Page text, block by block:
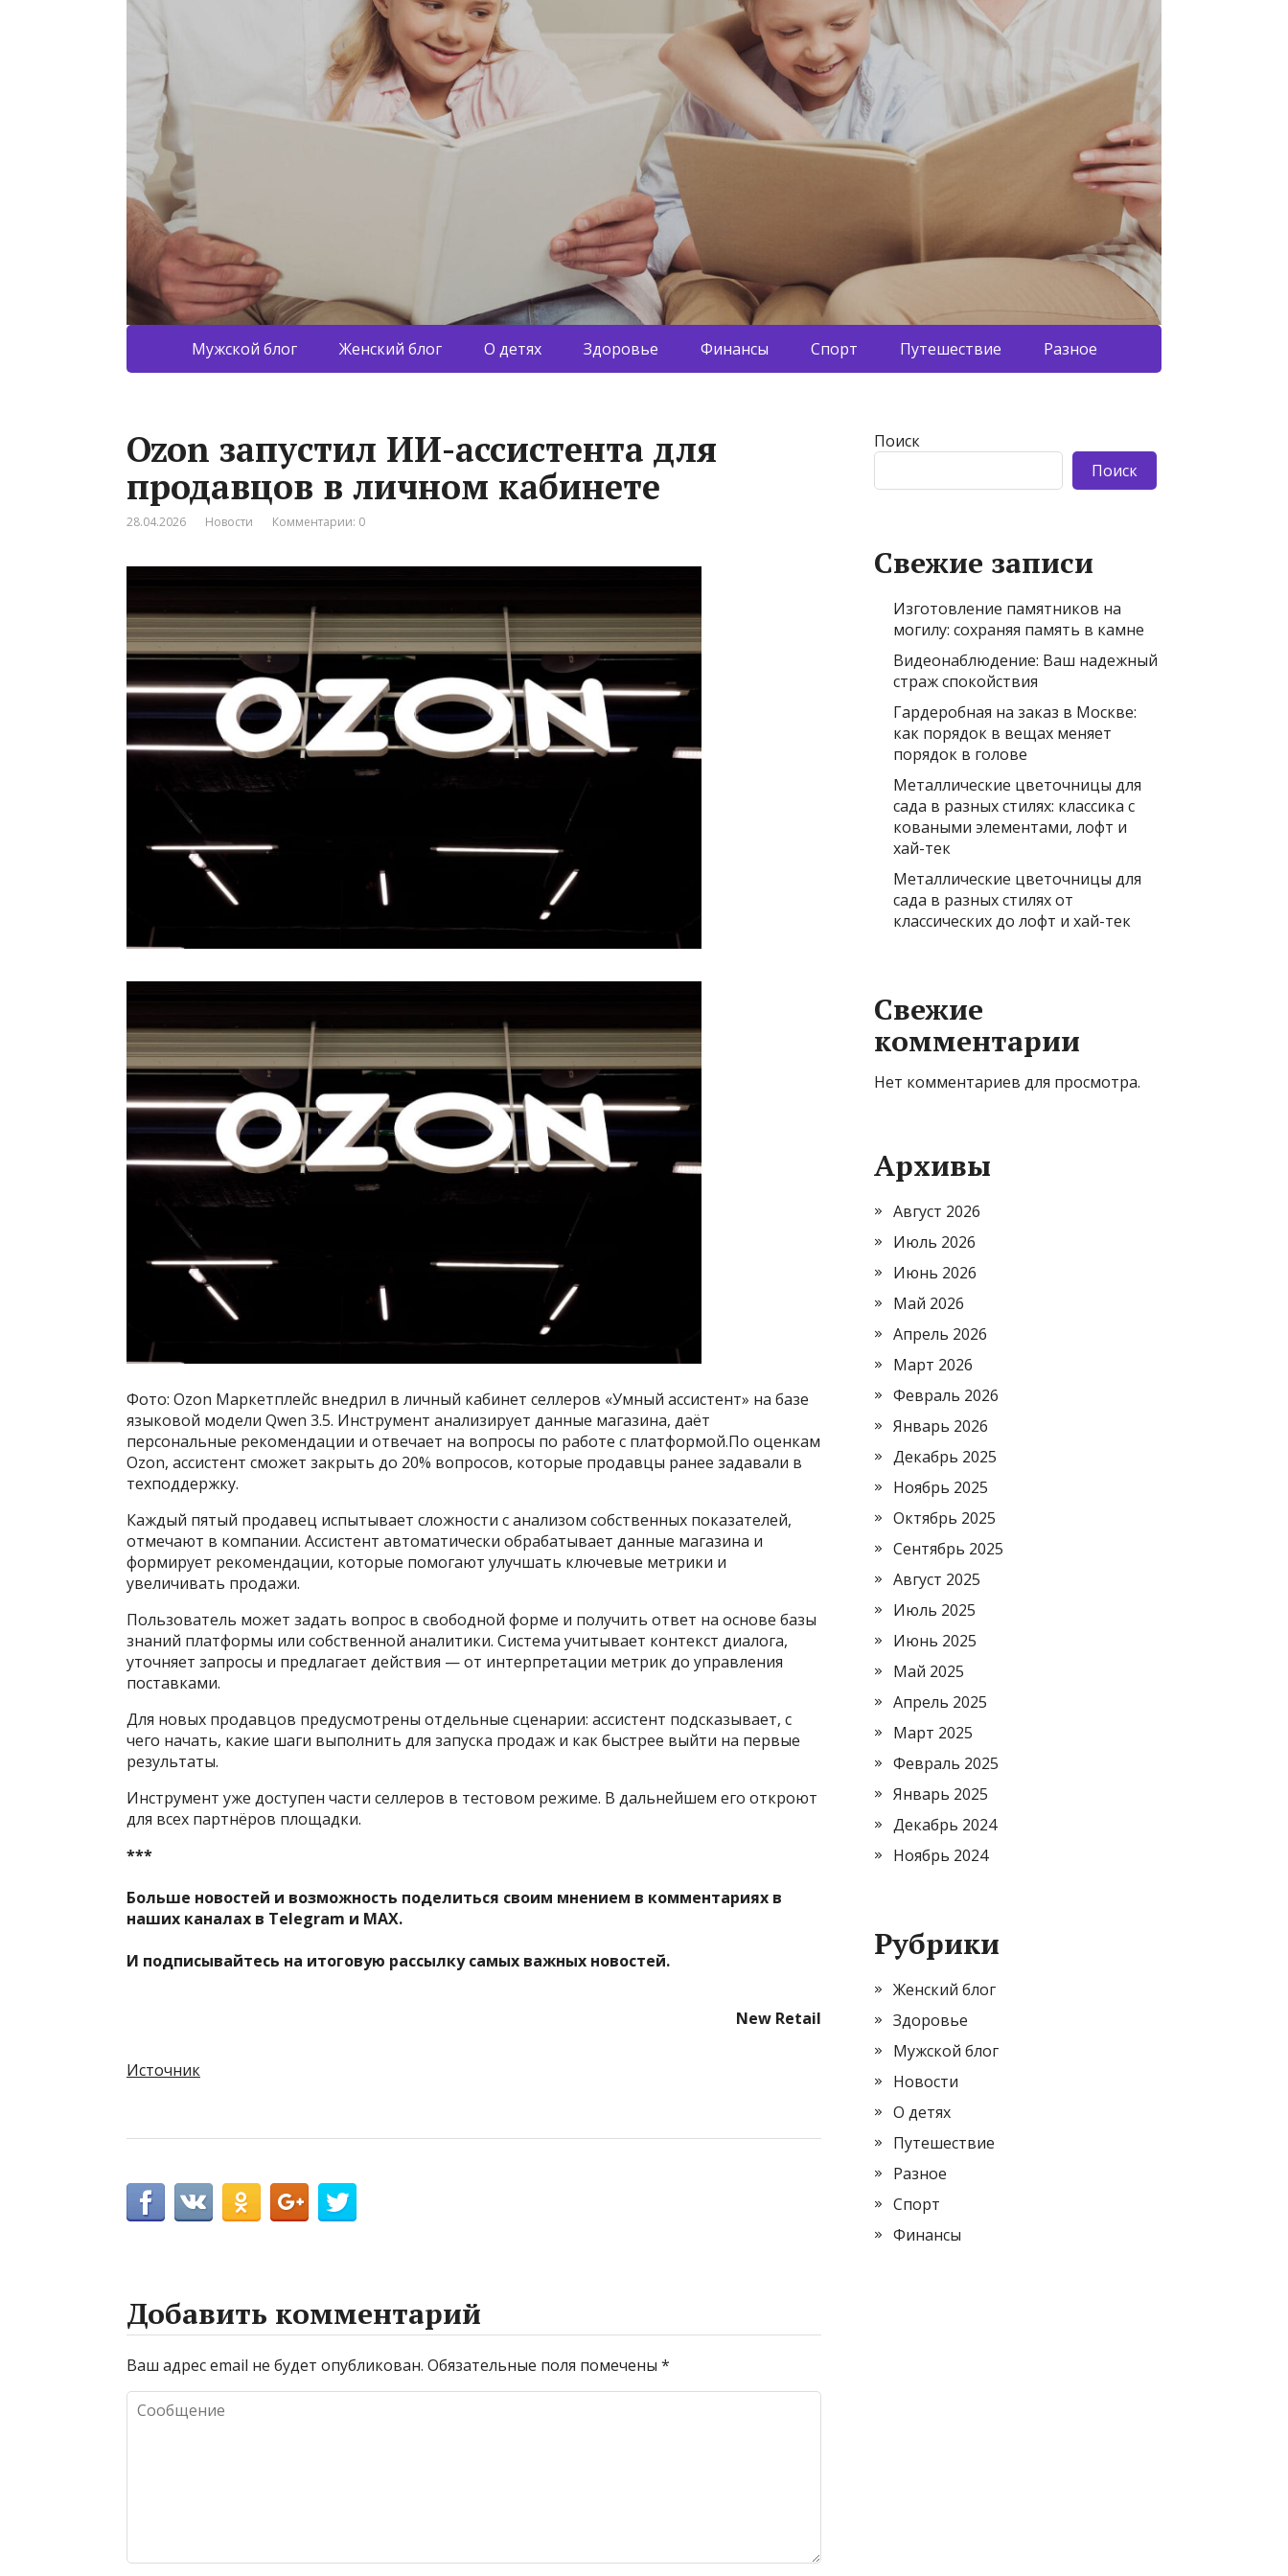
Мужской блог Женский блог О детях Здоровье Финансы Спорт Путешествие Разное
Ozon запустил ИИ-ассистента для
продавцов в личном кабинете
28.04.2026 Новости Комментарии: 0
Фото: Ozon Маркетплейс внедрил в личный кабинет селлеров «Умный ассистент» на базе
языковой модели Qwen 3.5. Инструмент анализирует данные магазина, даёт
персональные рекомендации и отвечает на вопросы по работе с платформой.По оценкам
Ozon, ассистент сможет закрыть до 20% вопросов, которые продавцы ранее задавали в
техподдержку.
Каждый пятый продавец испытывает сложности с анализом собственных показателей,
отмечают в компании. Ассистент автоматически обрабатывает данные магазина и
формирует рекомендации, которые помогают улучшать ключевые метрики и
увеличивать продажи.
Пользователь может задать вопрос в свободной форме и получить ответ на основе базы
знаний платформы или собственной аналитики. Система учитывает контекст диалога,
уточняет запросы и предлагает действия — от интерпретации метрик до управления
поставками.
Для новых продавцов предусмотрены отдельные сценарии: ассистент подсказывает, с
чего начать, какие шаги выполнить для запуска продаж и как быстрее выйти на первые
результаты.
Инструмент уже доступен части селлеров в тестовом режиме. В дальнейшем его откроют
для всех партнёров площадки.
***
Больше новостей и возможность поделиться своим мнением в комментариях в
наших каналах в Telegram и MAX.
И подписывайтесь на итоговую рассылку самых важных новостей.
New Retail
Источник
Добавить комментарий
Ваш адрес email не будет опубликован. Обязательные поля помечены *
Поиск
Поиск
Свежие записи
Изготовление памятников на
могилу: сохраняя память в камне
Видеонаблюдение: Ваш надежный
страж спокойствия
Гардеробная на заказ в Москве:
как порядок в вещах меняет
порядок в голове
Металлические цветочницы для
сада в разных стилях: классика с
коваными элементами, лофт и
хай-тек
Металлические цветочницы для
сада в разных стилях от
классических до лофт и хай-тек
Свежие
комментарии
Нет комментариев для просмотра.
Архивы
Август 2026
Июль 2026
Июнь 2026
Май 2026
Апрель 2026
Март 2026
Февраль 2026
Январь 2026
Декабрь 2025
Ноябрь 2025
Октябрь 2025
Сентябрь 2025
Август 2025
Июль 2025
Июнь 2025
Май 2025
Апрель 2025
Март 2025
Февраль 2025
Январь 2025
Декабрь 2024
Ноябрь 2024
Рубрики
Женский блог
Здоровье
Мужской блог
Новости
О детях
Путешествие
Разное
Спорт
Финансы